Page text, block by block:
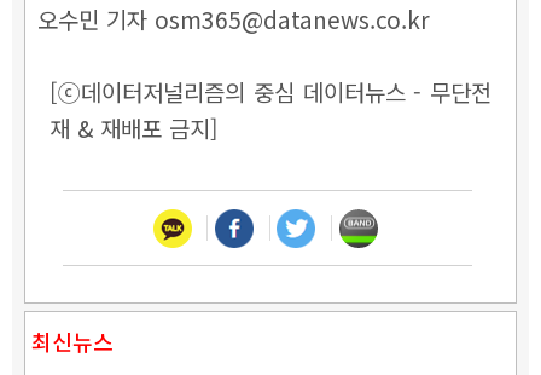
오수민 기자 osm365@datanews.co.kr
[ⓒ데이터저널리즘의 중심 데이터뉴스 - 무단전
재 & 재배포 금지]
최신뉴스